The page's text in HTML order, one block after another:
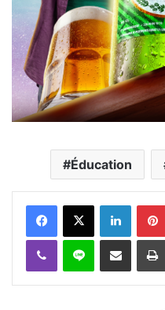
Éducation
FacebookX Linkedin
Viber Ligne Partager par email